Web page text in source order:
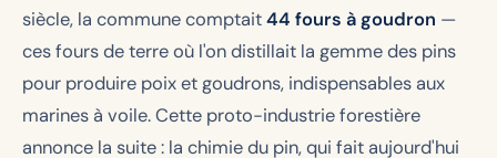
siècle, la commune comptait44 fours à goudron —
ces fours de terre où l'on distillait la gemme des pins
pour produire poix et goudrons, indispensables aux
marines à voile. Cette proto-industrie forestière
annonce la suite : la chimie du pin, qui fait aujourd'hui